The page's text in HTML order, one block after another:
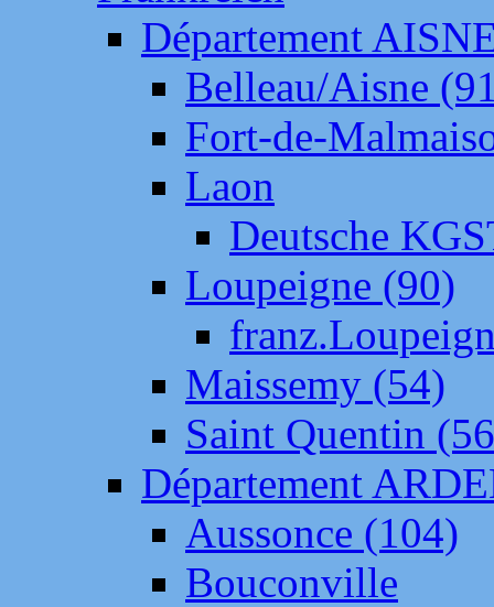
Département
Belleau/Aisne
Fort-de-
Laon
Deutsche
Loupeigne (90)
Maissemy (54)
Saint Quentin
Département
Aussonce (104)
Bouconville